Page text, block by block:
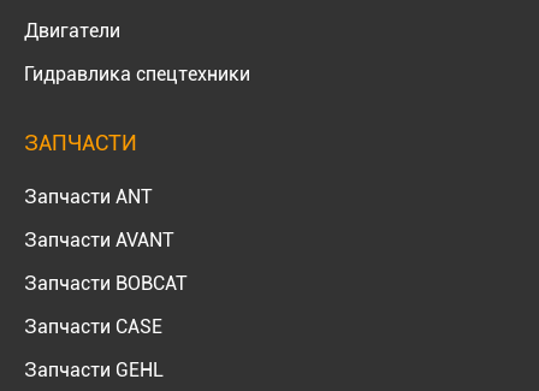
Двигатели
Гидравлика спецтехники
ЗАПЧАСТИ
Запчасти ANT
Запчасти AVANT
Запчасти BOBCAT
Запчасти CASE
Запчасти GEHL